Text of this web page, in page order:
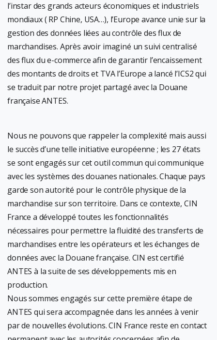
l’instar des grands acteurs économiques et industriels
mondiaux ( RP Chine, USA…), l’Europe avance unie sur la
gestion des données liées au contrôle des flux de
marchandises. Après avoir imaginé un suivi centralisé
des flux du e-commerce afin de garantir l’encaissement
des montants de droits et TVA l’Europe a lancé l’ICS2 qui
se traduit par notre projet partagé avec la Douane
française ANTES.
Nous ne pouvons que rappeler la complexité mais aussi
le succès d’une telle initiative européenne ; les 27 états
se sont engagés sur cet outil commun qui communique
avec les systèmes des douanes nationales. Chaque pays
garde son autorité pour le contrôle physique de la
marchandise sur son territoire. Dans ce contexte, CIN
France a développé toutes les fonctionnalités
nécessaires pour permettre la fluidité des transferts de
marchandises entre les opérateurs et les échanges de
données avec la Douane française. CIN est certifié
ANTES à la suite de ses développements mis en
production.
Nous sommes engagés sur cette première étape de
ANTES qui sera accompagnée dans les années à venir
par de nouvelles évolutions. CIN France reste en contact